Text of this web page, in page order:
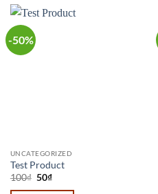
-50%
UNCATEGORIZED
Test Product
100₫ Giá
50₫Giá